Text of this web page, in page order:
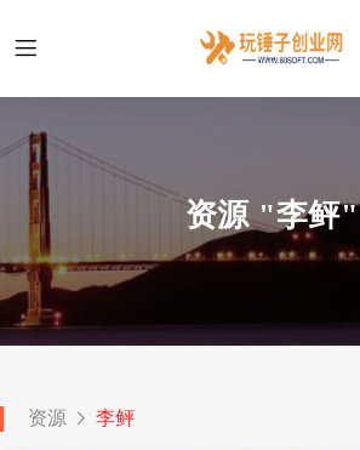
资源 "李鲆"
资源 李鲆